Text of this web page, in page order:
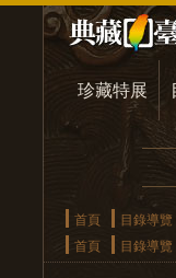
珍藏特展
首頁 目錄導覽
首頁
目錄導覽